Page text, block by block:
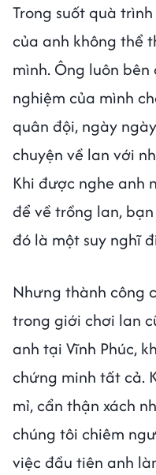
Trong suốt quà
của anh không thể
mình. Ông luôn
nghiệm của mình
quân đội, ngày
chuyện về lan với
Khi được nghe anh
để về trồng lan,
đó là một suy nghĩ
Nhưng thành công
trong giới chơi lan
anh tại Vĩnh Phúc,
chứng minh tất cả.
mỉ, cẩn thận xách
chúng tôi chiêm
việc đầu tiên anh